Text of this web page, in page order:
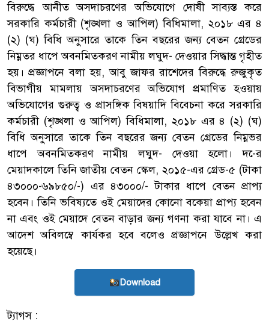
বিরুদ্ধে আনীত অসদাচরণের অভিযোগে দোষী সাব্যস্ত করে
সরকারি কর্মচারী (শৃঙ্খলা ও আপিল) বিধিমালা, ২০১৮ এর ৪
(২) (ঘ) বিধি অনুসারে তাকে তিন বছরের জন্য বেতন গ্রেডের
নিম্নতর ধাপে অবনমিতকরণ নামীয় লঘুদ- দেওয়ার সিদ্ধান্ত গৃহীত
হয়। প্রজ্ঞাপনে বলা হয়, আবু জাফর রাশেদের বিরুদ্ধে রুজুকৃত
বিভাগীয় মামলায় অসদাচরণের অভিযোগ প্রমাণিত হওয়ায়
অভিযোগের গুরুত্ব ও প্রাসঙ্গিক বিষয়াদি বিবেচনা করে সরকারি
কর্মচারী (শৃঙ্খলা ও আপিল) বিধিমালা, ২০১৮ এর ৪ (২) (ঘ)
বিধি অনুসারে তাকে তিন বছরের জন্য বেতন গ্রেডের নিম্নভর
ধাপে অবনমিতকরণ নামীয় লঘুদ- দেওয়া হলো। দ-ের
মেয়াদকালে তিনি জাতীয় বেতন স্কেল, ২০১৫-এর গ্রেড-৫ (টাকা
৪৩০০০-৬৯৮৫০/-) এর ৪৩০০০/- টাকার ধাপে বেতন প্রাপ্য
হবেন। তিনি ভবিষ্যতে ওই মেয়াদের কোনো বকেয়া প্রাপ্য হবেন
না এবং ওই মেয়াদে বেতন বাড়ার জন্য গণনা করা যাবে না। এ
আদেশ অবিলম্বে কার্যকর হবে বলেও প্রজ্ঞাপনে উল্লেখ করা
হয়েছে।
Download
ট্যাগস :